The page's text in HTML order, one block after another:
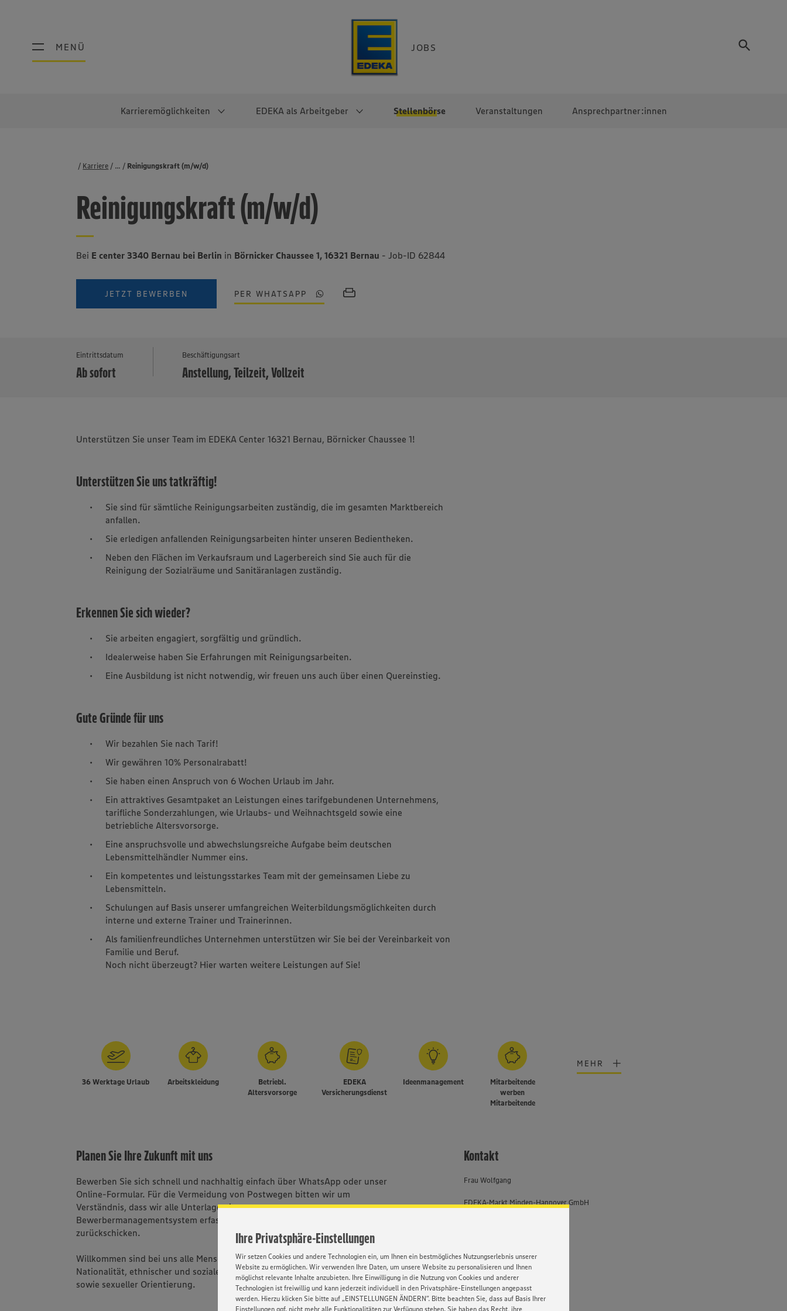
Ihre Privatsphäre-Einstellungen
Wir setzen Cookies und andere Technologien ein, um Ihnen ein bestmögliches Nutzungserlebnis unserer
Website zu ermöglichen. Wir verwenden Ihre Daten, um unsere Website zu personalisieren und Ihnen
möglichst relevante Inhalte anzubieten. Ihre Einwilligung in die Nutzung von Cookies und anderer
Technologien ist freiwillig und kann jederzeit individuell in den Privatsphäre-Einstellungen angepasst
werden. Hierzu klicken Sie bitte auf „EINSTELLUNGEN ÄNDERN”. Bitte beachten Sie, dass auf Basis Ihrer
Einstellungen ggf. nicht mehr alle Funktionalitäten zur Verfügung stehen. Sie haben das Recht, ihre
MENÜ JOBS
MENÜ
Karrieremöglichkeiten EDEKA als Arbeitgeber Stellenbörse Veranstaltungen Ansprechpartner:innen
Schülerpraktikum Abschlussarbeiten
Werkstudierendentätigkeit
Faires Gehalt
Diversität
Lebensmittelproduktion
Lager & Logistik
EDEKA-
Regionalgesellschaften
Karriere Stellenbörse
Reinigungskraft (m/w/d)
...
Reinigungskraft (m/w/d)
Bei E center 3340 Bernau bei Berlin in Börnicker Chaussee 1, 16321 Bernau - Job-ID 62844
JETZT BEWERBEN PER WHATSAPP
Eintrittsdatum
Ab sofort
Beschäftigungsart
Anstellung, Teilzeit, Vollzeit
Unterstützen Sie unser Team im EDEKA Center 16321 Bernau, Börnicker Chaussee 1!
Unterstützen Sie uns tatkräftig!
Sie sind für sämtliche Reinigungsarbeiten zuständig, die im gesamten Marktbereich
anfallen.
Sie erledigen anfallenden Reinigungsarbeiten hinter unseren Bedientheken.
Neben den Flächen im Verkaufsraum und Lagerbereich sind Sie auch für die
Reinigung der Sozialräume und Sanitäranlagen zuständig.
Erkennen Sie sich wieder?
Sie arbeiten engagiert, sorgfältig und gründlich.
Idealerweise haben Sie Erfahrungen mit Reinigungsarbeiten.
Eine Ausbildung ist nicht notwendig, wir freuen uns auch über einen Quereinstieg.
Gute Gründe für uns
Wir bezahlen Sie nach Tarif!
Wir gewähren 10% Personalrabatt!
Sie haben einen Anspruch von 6 Wochen Urlaub im Jahr.
Ein attraktives Gesamtpaket an Leistungen eines tarifgebundenen Unternehmens,
tarifliche Sonderzahlungen, wie Urlaubs- und Weihnachtsgeld sowie eine
betriebliche Altersvorsorge.
Eine anspruchsvolle und abwechslungsreiche Aufgabe beim deutschen
Lebensmittelhändler Nummer eins.
Ein kompetentes und leistungsstarkes Team mit der gemeinsamen Liebe zu
Lebensmitteln.
Schulungen auf Basis unserer umfangreichen Weiterbildungsmöglichkeiten durch
interne und externe Trainer und Trainerinnen.
Als familienfreundliches Unternehmen unterstützen wir Sie bei der Vereinbarkeit von
Familie und Beruf.
Noch nicht überzeugt? Hier warten weitere Leistungen auf Sie!
36 Werktage Urlaub Arbeitskleidung
Betriebl.
Altersvorsorge
EDEKA
Versicherungsdienst
Ideenmanagement
Mitarbeitende
werben
Mitarbeitende
MEHR
Planen Sie Ihre Zukunft mit uns
Bewerben Sie sich schnell und nachhaltig einfach über WhatsApp oder unser
Online-Formular. Für die Vermeidung von Postwegen bitten wir um
Verständnis, dass wir alle Unterlagen in unserem
Bewerbermanagementsystem erfassen und Bewerbungsmappen nicht
zurückschicken.
Willkommen sind bei uns alle Menschen - unabhängig von Geschlecht,
Nationalität, ethnischer und sozialer Herkunft, Behinderung, Religion, Alter
sowie sexueller Orientierung.
Kontakt
Frau Wolfgang
EDEKA-Markt Minden-Hannover GmbH